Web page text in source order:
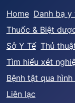
Home Danh bạ y
Thuốc & Biệt
Sở Y Tế Thủ
Tìm hiểu xét
Bệnh tật qua hình
Liên lạc